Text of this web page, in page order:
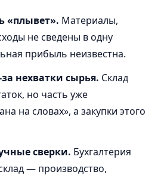
«плывет». Материалы,
не сведены в одну
прибыль неизвестна.
нехватки сырья. Склад
но часть уже
на словах», а закупки этого
сверки. Бухгалтерия
— производство,